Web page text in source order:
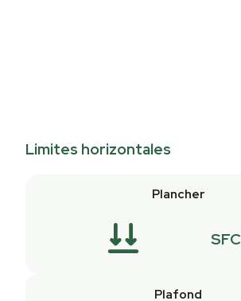
Limites horizontales
Plancher
SFC
Plafond